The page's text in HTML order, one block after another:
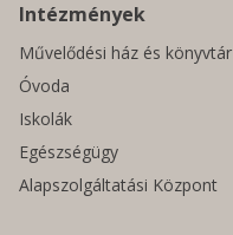
Intézmények
Művelődési ház és könyvtár
Óvoda
Iskolák
Egészségügy
Alapszolgáltatási Központ